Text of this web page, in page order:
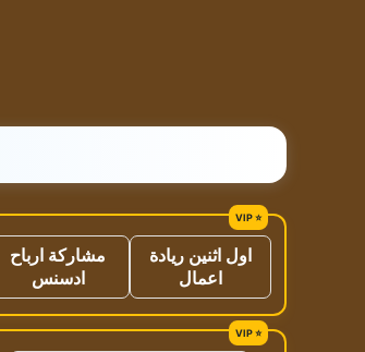
اول اثنين ريادة
اعمال
مشاركة ارباح
ادسنس